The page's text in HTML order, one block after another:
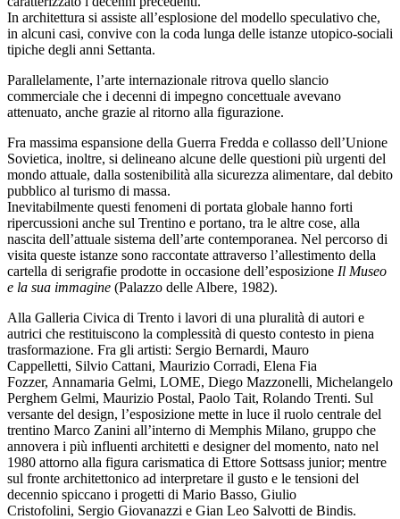
In architettura si assiste all’esplosione del modello speculativo che,
in alcuni casi, convive con la coda lunga delle istanze utopico-sociali
tipiche degli anni Settanta.
Parallelamente, l’arte internazionale ritrova quello slancio
commerciale che i decenni di impegno concettuale avevano
attenuato, anche grazie al ritorno alla figurazione.
Fra massima espansione della Guerra Fredda e collasso dell’Unione
Sovietica, inoltre, si delineano alcune delle questioni più urgenti del
mondo attuale, dalla sostenibilità alla sicurezza alimentare, dal debito
pubblico al turismo di massa.
Inevitabilmente questi fenomeni di portata globale hanno forti
ripercussioni anche sul Trentino e portano, tra le altre cose, alla
nascita dell’attuale sistema dell’arte contemporanea. Nel percorso di
visita queste istanze sono raccontate attraverso l’allestimento della
cartella di serigrafie prodotte in occasione dell’esposizione Il Museo
e la sua immagine (Palazzo delle Albere, 1982).
Alla Galleria Civica di Trento i lavori di una pluralità di autori e
autrici che restituiscono la complessità di questo contesto in piena
trasformazione. Fra gli artisti: Sergio Bernardi, Mauro
Cappelletti, Silvio Cattani, Maurizio Corradi, Elena Fia
Fozzer, Annamaria Gelmi, LOME, Diego Mazzonelli, Michelangelo
Perghem Gelmi, Maurizio Postal, Paolo Tait, Rolando Trenti. Sul
versante del design, l’esposizione mette in luce il ruolo centrale del
trentino Marco Zanini all’interno di Memphis Milano, gruppo che
annovera i più influenti architetti e designer del momento, nato nel
1980 attorno alla figura carismatica di Ettore Sottsass junior; mentre
sul fronte architettonico ad interpretare il gusto e le tensioni del
decennio spiccano i progetti di Mario Basso, Giulio
Cristofolini, Sergio Giovanazzi e Gian Leo Salvotti de Bindis.